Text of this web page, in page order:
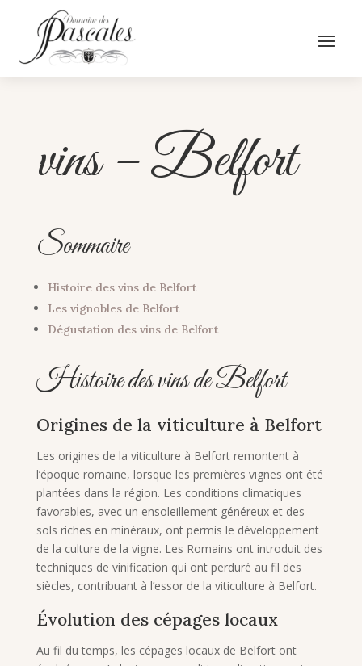
vins – Belfort
Sommaire
Histoire des vins de Belfort
Les vignobles de Belfort
Dégustation des vins de Belfort
Histoire des vins de Belfort
Origines de la viticulture à Belfort
Les origines de la viticulture à Belfort remontent à
l’époque romaine, lorsque les premières vignes ont été
plantées dans la région. Les conditions climatiques
favorables, avec un ensoleillement généreux et des
sols riches en minéraux, ont permis le développement
de la culture de la vigne. Les Romains ont introduit des
techniques de vinification qui ont perduré au fil des
siècles, contribuant à l’essor de la viticulture à Belfort.
Évolution des cépages locaux
Au fil du temps, les cépages locaux de Belfort ont